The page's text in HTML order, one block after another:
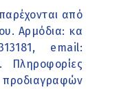
από
Αρμόδια: κα
email:
Πληροφορίες